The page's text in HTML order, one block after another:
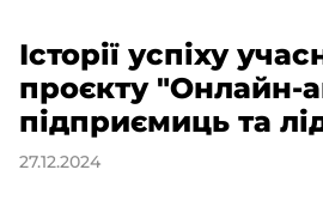
Історії успіху
проєкту "Онлайн-
підприємиць та
27.12.2024